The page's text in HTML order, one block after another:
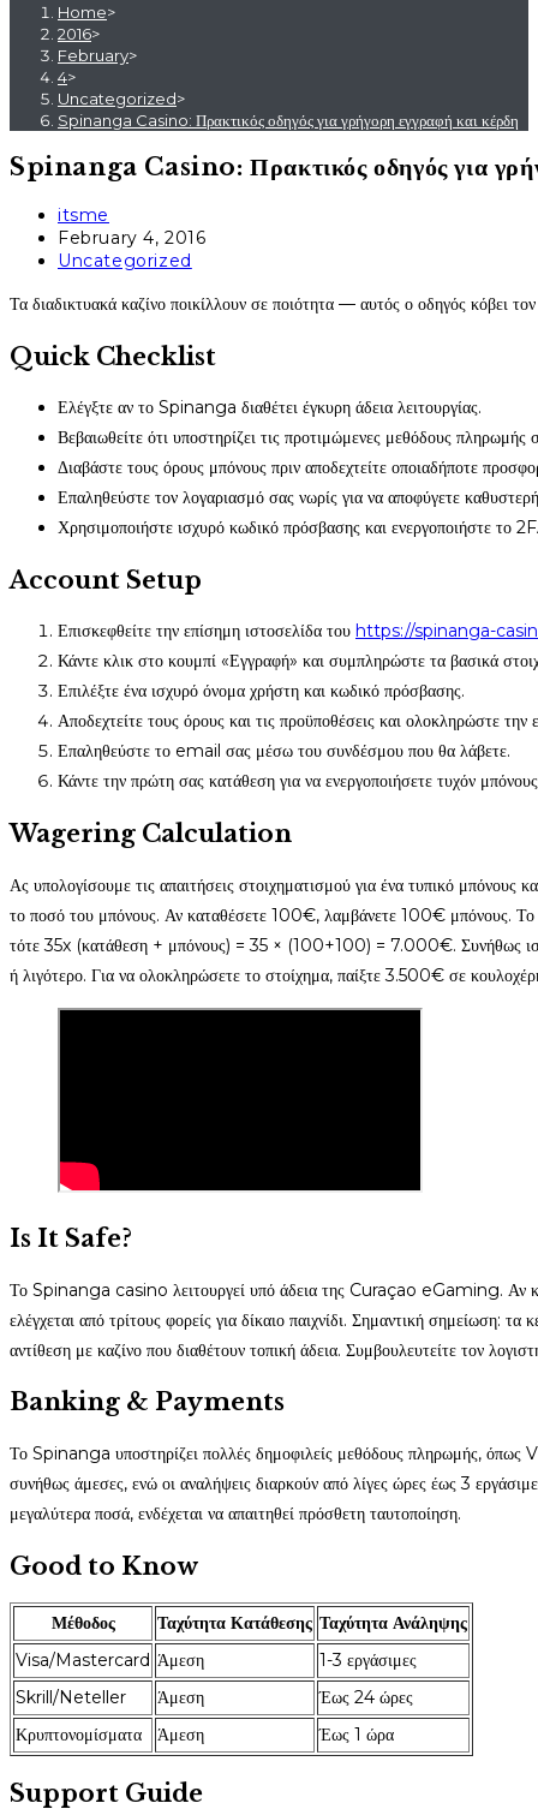
Home>
2016>
February>
4>
Uncategorized>
Spinanga Casino: Πρακτικός οδηγός για γρήγορη εγγραφή και κέρδη
Spinanga Casino: Πρακτικός οδηγός για
Post
author:
itsme
Post
published:
February 4, 2016
Post
Uncategorized
Τα διαδικτυακά καζίνο ποικίλλουν σε ποιότητα — αυτός ο οδηγός κόβει
Quick Checklist
Ελέγξτε αν το Spinanga διαθέτει έγκυρη άδεια λειτουργίας.
Βεβαιωθείτε ότι υποστηρίζει τις προτιμώμενες μεθόδους πληρωμής
Διαβάστε τους όρους μπόνους πριν αποδεχτείτε οποιαδήποτε
Επαληθεύστε τον λογαριασμό σας νωρίς για να αποφύγετε
Χρησιμοποιήστε ισχυρό κωδικό πρόσβασης και ενεργοποιήστε το
Account Setup
Επισκεφθείτε την επίσημη ιστοσελίδα του https://spinanga-
Κάντε κλικ στο κουμπί «Εγγραφή» και συμπληρώστε τα βασικά
Επιλέξτε ένα ισχυρό όνομα χρήστη και κωδικό πρόσβασης.
Αποδεχτείτε τους όρους και τις προϋποθέσεις και ολοκληρώστε την
Επαληθεύστε το email σας μέσω του συνδέσμου που θα λάβετε.
Κάντε την πρώτη σας κατάθεση για να ενεργοποιήσετε τυχόν
Wagering Calculation
Ας υπολογίσουμε τις απαιτήσεις στοιχηματισμού για ένα τυπικό
το ποσό του μπόνους. Αν καταθέσετε 100€, λαμβάνετε 100€ μπόνους.
τότε 35x (κατάθεση + μπόνους) = 35 × (100+100) = 7.000€. Συνήθως
ή λιγότερο. Για να ολοκληρώσετε το στοίχημα, παίξτε 3.500€ σε
Is It Safe?
Το Spinanga casino λειτουργεί υπό άδεια της Curaçao eGaming. Αν
ελέγχεται από τρίτους φορείς για δίκαιο παιχνίδι. Σημαντική σημείωση:
αντίθεση με καζίνο που διαθέτουν τοπική άδεια. Συμβουλευτείτε τον
Banking & Payments
Το Spinanga υποστηρίζει πολλές δημοφιλείς μεθόδους πληρωμής,
συνήθως άμεσες, ενώ οι αναλήψεις διαρκούν από λίγες ώρες έως 3
μεγαλύτερα ποσά, ενδέχεται να απαιτηθεί πρόσθετη ταυτοποίηση.
Good to Know
Μέθοδος Ταχύτητα Κατάθεσης Ταχύτητα Ανάληψης
Visa/Mastercard Άμεση
1-3 εργάσιμες
Skrill/Neteller
Άμεση
Έως 24 ώρες
Κρυπτονομίσματα
Άμεση Έως 1 ώρα
Support Guide